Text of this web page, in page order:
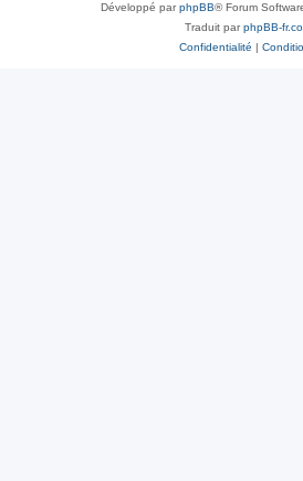
Développé parphpBB® Forum
Traduit parphpBB-
Confidentialité |